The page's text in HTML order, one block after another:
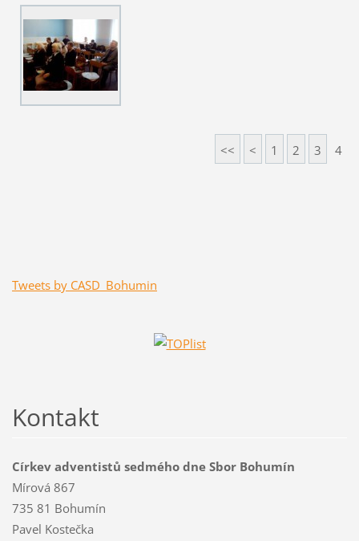
<< < 1 2 3 4
Tweets by CASD_Bohumin
Kontakt
Církev adventistů sedmého dne Sbor Bohumín
Mírová 867
735 81 Bohumín
Pavel Kostečka